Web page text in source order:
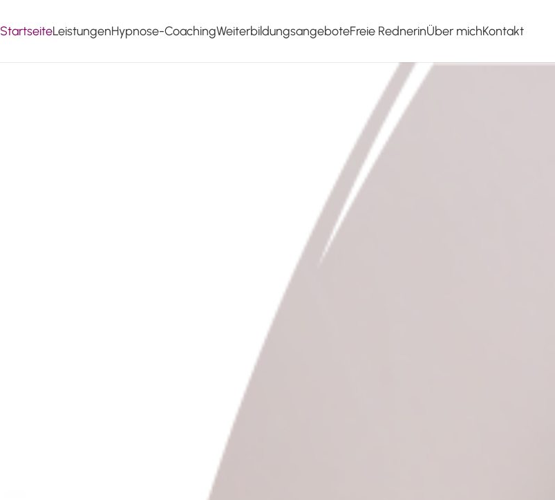
StartseiteLeistungenHypnose-CoachingWeiterbildungsangeboteFreie RednerinÜber michKontakt